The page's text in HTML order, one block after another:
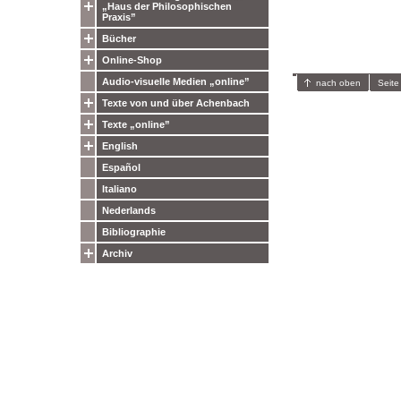
„Haus der Philosophischen
Praxis”
Bücher
Online-Shop
Audio-visuelle Medien „online”
Texte von und über Achenbach
Texte „online”
English
Español
Italiano
Nederlands
Bibliographie
Archiv
nach oben Seite